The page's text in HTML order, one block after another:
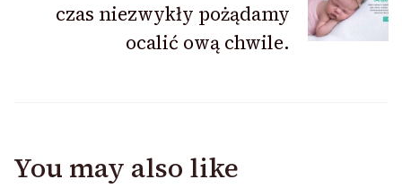
czas niezwykły pożądamy
ocalić ową chwile.
You may also like